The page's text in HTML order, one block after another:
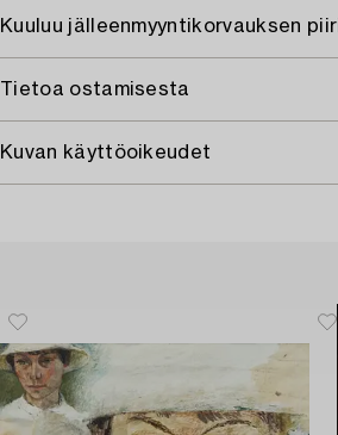
Kuuluu jälleenmyyntikorvauksen
Tietoa ostamisesta
Kuvan käyttöoikeudet